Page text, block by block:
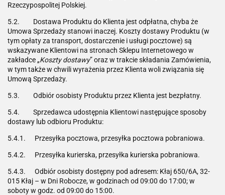
Rzeczypospolitej Polskiej.
5.2. Dostawa Produktu do Klienta jest odpłatna, chyba że
Umowa Sprzedaży stanowi inaczej. Koszty dostawy Produktu (w
tym opłaty za transport, dostarczenie i usługi pocztowe) są
wskazywane Klientowi na stronach Sklepu Internetowego w
zakładce „Koszty dostawy” oraz w trakcie składania Zamówienia,
w tym także w chwili wyrażenia przez Klienta woli związania się
Umową Sprzedaży.
5.3. Odbiór osobisty Produktu przez Klienta jest bezpłatny.
5.4. Sprzedawca udostępnia Klientowi następujące sposoby
dostawy lub odbioru Produktu:
5.4.1. Przesyłka pocztowa, przesyłka pocztowa pobraniowa.
5.4.2. Przesyłka kurierska, przesyłka kurierska pobraniowa.
5.4.3. Odbiór osobisty dostępny pod adresem: Kłaj 650/6A, 32-
015 Kłaj – w Dni Robocze, w godzinach od 09:00 do 17:00; w
soboty w godz. od 09:00 do 15:00.